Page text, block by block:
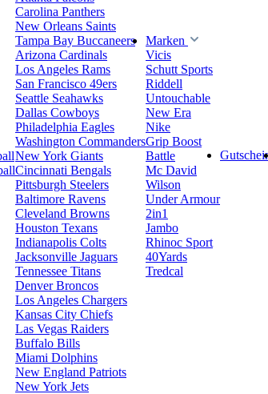
Carolina Panthers
New Orleans Saints
Tampa Bay Buccaneers
Arizona Cardinals
Los Angeles Rams
San Francisco 49ers
Seattle Seahawks
Dallas Cowboys
Philadelphia Eagles
Washington Commanders
New York Giants
Cincinnati Bengals
Pittsburgh Steelers
Baltimore Ravens
Cleveland Browns
Houston Texans
Indianapolis Colts
Jacksonville Jaguars
Tennessee Titans
Denver Broncos
Los Angeles Chargers
Kansas City Chiefs
Las Vegas Raiders
Buffalo Bills
Miami Dolphins
New England Patriots
New York Jets
Marken
Vicis
Schutt Sports
Riddell
Untouchable
New Era
Nike
Grip Boost
Battle
Mc David
Wilson
Under Armour
2in1
Jambo
Rhinoc Sport
40Yards
Tredcal